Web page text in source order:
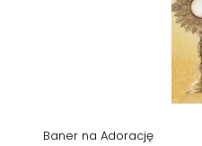
Baner na Adorację